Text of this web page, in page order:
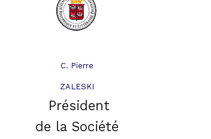
C. Pierre
ZALESKI
Président
de la Société